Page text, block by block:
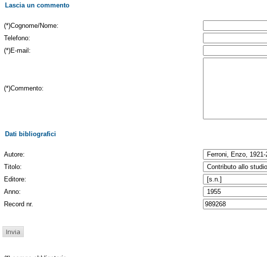
Lascia un commento
(*)Cognome/Nome:
Telefono:
(*)E-mail:
(*)Commento:
Dati bibliografici
Autore:
Titolo:
Editore:
Anno:
Record nr.